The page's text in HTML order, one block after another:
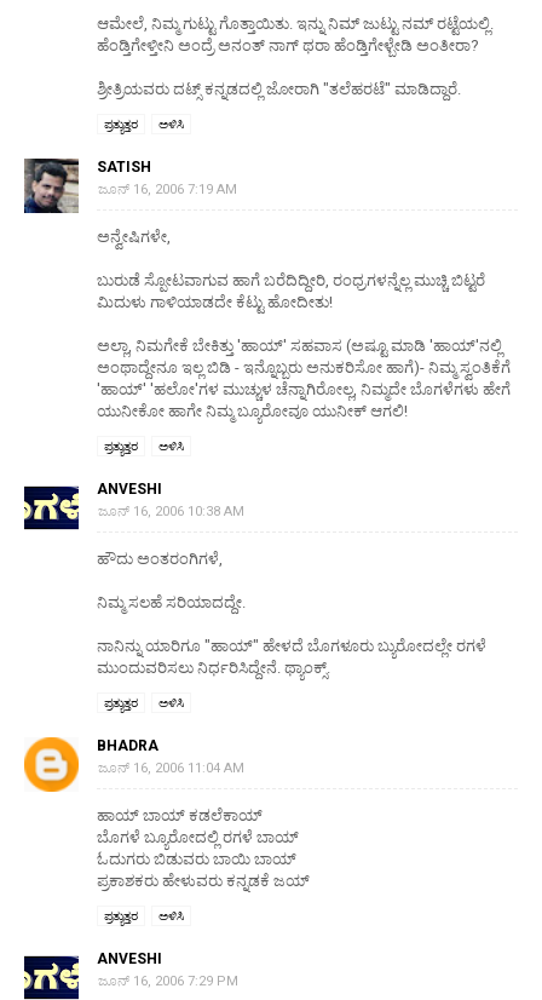
ಆಮೇಲೆ, ನಿಮ್ಮ ಗುಟ್ಟು ಗೊತ್ತಾಯಿತು. ಇನ್ನು ನಿಮ್ ಜುಟ್ಟು ನಮ್ ರಟ್ಟೆಯಲ್ಲಿ.
ಹೆಂಡ್ತಿಗೇಳ್ತೀನಿ ಅಂದ್ರೆ ಅನಂತ್ ನಾಗ್ ಥರಾ ಹೆಂಡ್ತಿಗೇಳ್ಬೇಡಿ ಅಂತೀರಾ?
ಶ್ರೀತ್ರಿಯವರು ದಟ್ಸ್ ಕನ್ನಡದಲ್ಲಿ ಜೋರಾಗಿ "ತಲೆಹರಟೆ" ಮಾಡಿದ್ದಾರೆ.
ಪ್ರತ್ಯುತ್ತರ ಅಳಿಸಿ
SATISH
ಜೂನ್ 16, 2006 7:19 AM
ಅನ್ವೇಷಿಗಳೇ,
ಬುರುಡೆ ಸ್ಪೋಟವಾಗುವ ಹಾಗೆ ಬರೆದಿದ್ದೀರಿ, ರಂಧ್ರಗಳನ್ನೆಲ್ಲ ಮುಚ್ಚಿ ಬಿಟ್ಟರೆ
ಮಿದುಳು ಗಾಳಿಯಾಡದೇ ಕೆಟ್ಟು ಹೋದೀತು!
ಅಲ್ಲಾ, ನಿಮಗೇಕೆ ಬೇಕಿತ್ತು 'ಹಾಯ್' ಸಹವಾಸ (ಅಷ್ಟೂ ಮಾಡಿ 'ಹಾಯ್'ನಲ್ಲಿ
ಅಂಥಾದ್ದೇನೂ ಇಲ್ಲ ಬಿಡಿ - ಇನ್ನೊಬ್ಬರು ಅನುಕರಿಸೋ ಹಾಗೆ)- ನಿಮ್ಮ ಸ್ವಂತಿಕೆಗೆ
'ಹಾಯ್' 'ಹಲೋ'ಗಳ ಮುಚ್ಚುಳ ಚೆನ್ನಾಗಿರೋಲ್ಲ, ನಿಮ್ಮದೇ ಬೊಗಳೆಗಳು ಹೇಗೆ
ಯುನೀಕೋ ಹಾಗೇ ನಿಮ್ಮ ಬ್ಯೂರೋವೂ ಯುನೀಕ್ ಆಗಲಿ!
ಪ್ರತ್ಯುತ್ತರ ಅಳಿಸಿ
ANVESHI
ಜೂನ್ 16, 2006 10:38 AM
ಹೌದು ಅಂತರಂಗಿಗಳೆ,
ನಿಮ್ಮ ಸಲಹೆ ಸರಿಯಾದದ್ದೇ.
ನಾನಿನ್ನು ಯಾರಿಗೂ "ಹಾಯ್" ಹೇಳದೆ ಬೊಗಳೂರು ಬ್ಯುರೋದಲ್ಲೇ ರಗಳೆ
ಮುಂದುವರಿಸಲು ನಿರ್ಧರಿಸಿದ್ದೇನೆ. ಥ್ಯಾಂಕ್ಸ್.
ಪ್ರತ್ಯುತ್ತರ ಅಳಿಸಿ
BHADRA
ಜೂನ್ 16, 2006 11:04 AM
ಹಾಯ್ ಬಾಯ್ ಕಡಲೆಕಾಯ್
ಬೊಗಳೆ ಬ್ಯೂರೋದಲ್ಲಿ ರಗಳೆ ಬಾಯ್
ಓದುಗರು ಬಿಡುವರು ಬಾಯಿ ಬಾಯ್
ಪ್ರಕಾಶಕರು ಹೇಳುವರು ಕನ್ನಡಕೆ ಜಯ್
ಪ್ರತ್ಯುತ್ತರ ಅಳಿಸಿ
ANVESHI
ಜೂನ್ 16, 2006 7:29 PM